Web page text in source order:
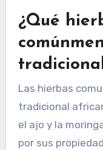
¿Qué
Las hierbas
tradicional
el ajo y la
por sus